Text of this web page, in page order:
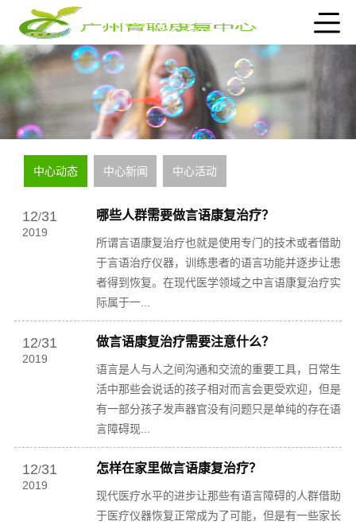
中心动态 中心新闻 中心活动
12/31
2019
哪些人群需要做言语康复治疗？
所谓言语康复治疗也就是使用专门的技术或者借助
于言语治疗仪器，训练患者的语言功能并逐步让患
者得到恢复。在现代医学领域之中言语康复治疗实
际属于一...
12/31
2019
做言语康复治疗需要注意什么？
语言是人与人之间沟通和交流的重要工具，日常生
活中那些会说话的孩子相对而言会更受欢迎，但是
有一部分孩子发声器官没有问题只是单纯的存在语
言障碍现...
12/31
2019
怎样在家里做言语康复治疗？
现代医疗水平的进步让那些有语言障碍的人群借助
于医疗仪器恢复正常成为了可能，但是有一些家长